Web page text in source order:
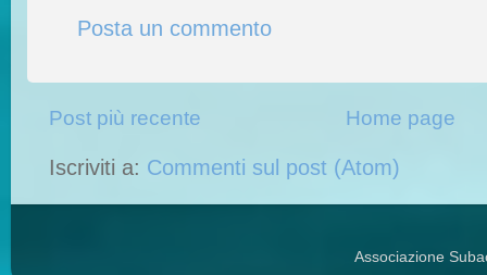
Posta un commento
Post più recente Home page
Iscriviti a: Commenti sul post (Atom)
Associazione